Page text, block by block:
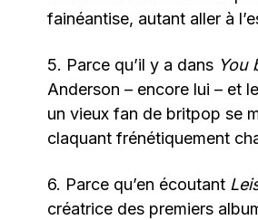
fainéantise, autant aller à
5. Parce qu’il y a dans You
Anderson – encore lui – et
un vieux fan de britpop se
claquant frénétiquement
6. Parce qu’en écoutant
créatrice des premiers